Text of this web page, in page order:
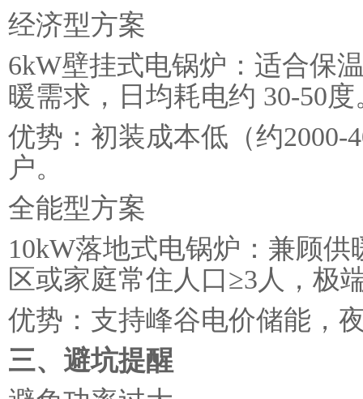
经济型方案
6kW壁挂式电锅炉：适合保
暖需求，日均耗电约 30-50度
优势：初装成本低（约2000-
户。
全能型方案
10kW落地式电锅炉：兼顾
区或家庭常住人口≥3人，极
优势：支持峰谷电价储能，
三、避坑提醒